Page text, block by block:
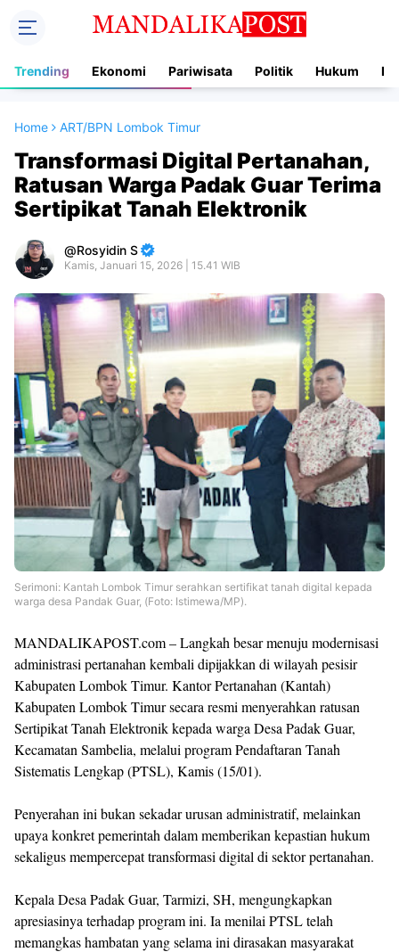
Trending Ekonomi Pariwisata Politik Hukum
Home ART/BPN Lombok Timur
Transformasi Digital Pertanahan,
Ratusan Warga Padak Guar Terima
Sertipikat Tanah Elektronik
Rosyidin S
Kamis, Januari 15, 2026 | 15.41 WIB
Serimoni: Kantah Lombok Timur serahkan sertifikat tanah digital kepada
warga desa Pandak Guar, (Foto: Istimewa/MP).
MANDALIKAPOST.com – Langkah besar menuju modernisasi
administrasi pertanahan kembali dipijakkan di wilayah pesisir
Kabupaten Lombok Timur. Kantor Pertanahan (Kantah)
Kabupaten Lombok Timur secara resmi menyerahkan ratusan
Sertipikat Tanah Elektronik kepada warga Desa Padak Guar,
Kecamatan Sambelia, melalui program Pendaftaran Tanah
Sistematis Lengkap (PTSL), Kamis (15/01).
Penyerahan ini bukan sekadar urusan administratif, melainkan
upaya konkret pemerintah dalam memberikan kepastian hukum
sekaligus mempercepat transformasi digital di sektor pertanahan.
Kepala Desa Padak Guar, Tarmizi, SH, mengungkapkan
apresiasinya terhadap program ini. Ia menilai PTSL telah
memangkas hambatan yang selama ini dirasakan masyarakat